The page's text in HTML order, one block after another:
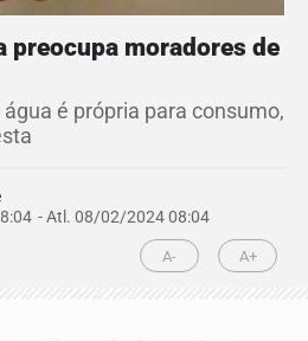
preocupa moradores de
é própria para consumo,
- Atl. 08/02/2024 08:04
A- A+